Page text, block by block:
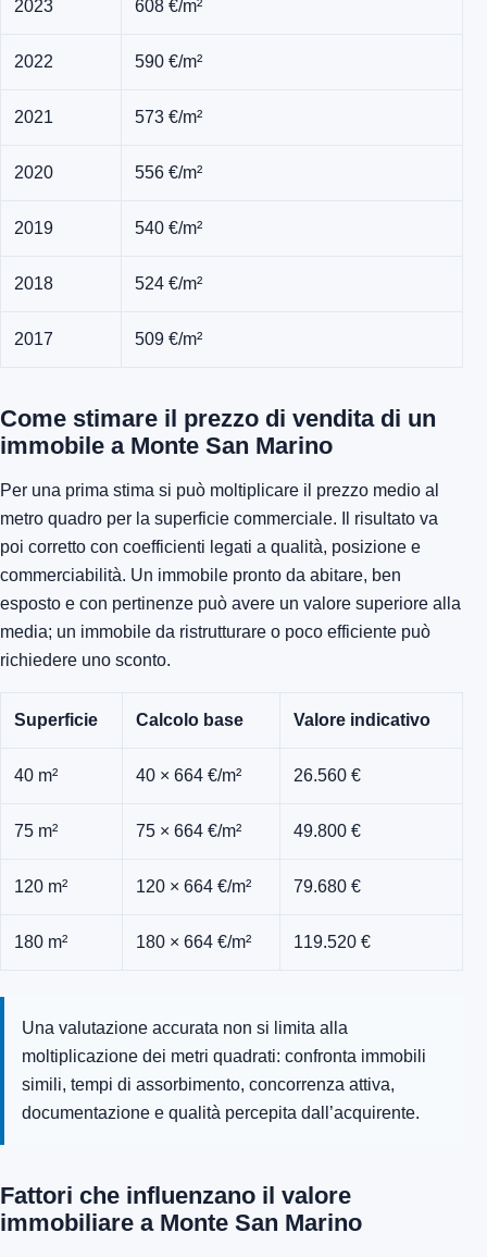
2023 608 €/m²
2022 590 €/m²
2021 573 €/m²
2020 556 €/m²
2019 540 €/m²
2018 524 €/m²
2017 509 €/m²
Come stimare il prezzo di vendita di un
immobile a Monte San Marino
Per una prima stima si può moltiplicare il prezzo medio al
metro quadro per la superficie commerciale. Il risultato va
poi corretto con coefficienti legati a qualità, posizione e
commerciabilità. Un immobile pronto da abitare, ben
esposto e con pertinenze può avere un valore superiore alla
media; un immobile da ristrutturare o poco efficiente può
richiedere uno sconto.
Superficie Calcolo base Valore indicativo
40 m² 40 × 664 €/m² 26.560 €
75 m² 75 × 664 €/m² 49.800 €
120 m² 120 × 664 €/m² 79.680 €
180 m² 180 × 664 €/m² 119.520 €
Una valutazione accurata non si limita alla
moltiplicazione dei metri quadrati: confronta immobili
simili, tempi di assorbimento, concorrenza attiva,
documentazione e qualità percepita dall’acquirente.
Fattori che influenzano il valore
immobiliare a Monte San Marino